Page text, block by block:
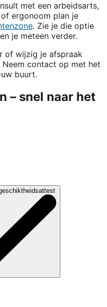
met een arbeidsarts,
ergonoom plan je
. Zie je die optie
je meteen verder.
of wijzig je afspraak
contact op met het
buurt.
– snel naar het